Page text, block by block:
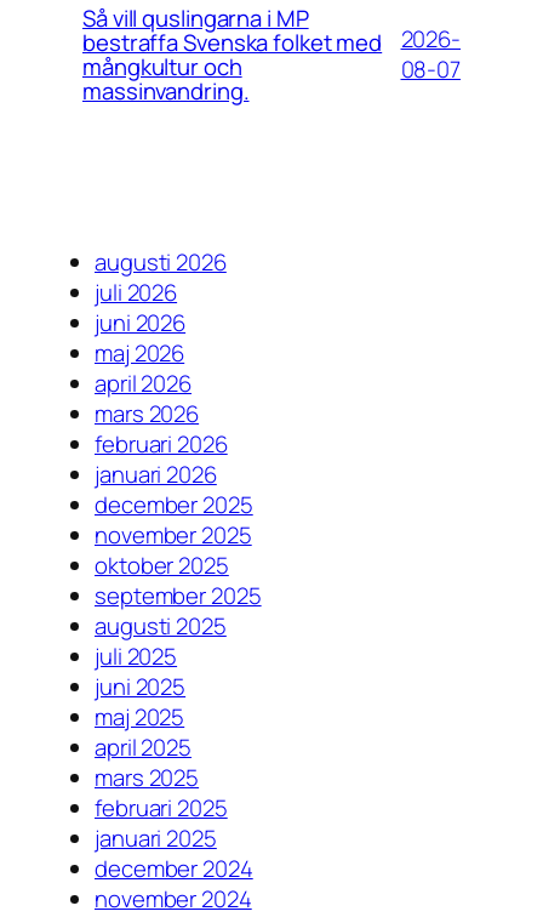
Så vill quslingarna i MP
bestraffa Svenska folket med
mångkultur och
massinvandring.
2026-
08-07
augusti 2026
juli 2026
juni 2026
maj 2026
april 2026
mars 2026
februari 2026
januari 2026
december 2025
november 2025
oktober 2025
september 2025
augusti 2025
juli 2025
juni 2025
maj 2025
april 2025
mars 2025
februari 2025
januari 2025
december 2024
november 2024